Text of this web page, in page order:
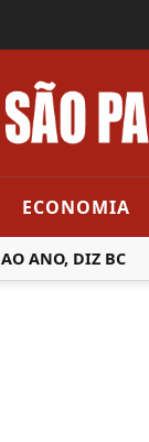
ECONOMIA
ANO, DIZ BC